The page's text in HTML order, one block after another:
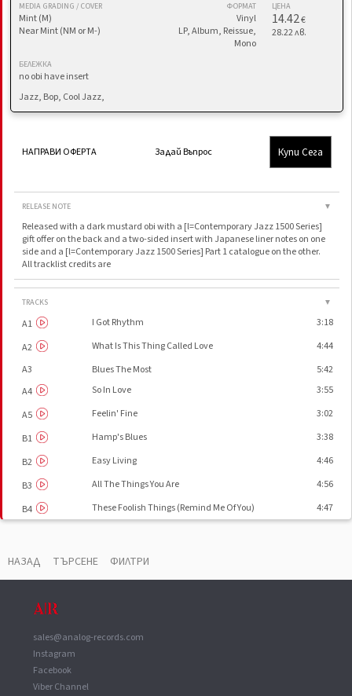
MEDIA GRADING / COVER
Mint (M)
Near Mint (NM or M-)
ФОРМАТ
Vinyl
LP, Album, Reissue,
Mono
ЦЕНА
14.42€
28.22 лв.
БЕЛЕЖКА
no obi have insert
Jazz, Bop, Cool Jazz,
НАПРАВИ ОФЕРТА Задай Въпрос Купи Сега
RELEASE NOTE ▼
Released with a dark mustard obi with a [l=Contemporary Jazz 1500 Series]
gift offer on the back and a two-sided insert with Japanese liner notes on one
side and a [l=Contemporary Jazz 1500 Series] Part 1 catalogue on the other.
All tracklist credits are
TRACKS ▼
A1 I Got Rhythm
3:18
A2
What Is This Thing Called Love
4:44
A3
Blues The Most
5:42
A4
So In Love
3:55
A5
Feelin' Fine
3:02
B1
Hamp's Blues
3:38
B2
Easy Living
4:46
B3
All The Things You Are
4:56
B4
These Foolish Things (Remind Me Of You)
4:47
ВАУЧЕР
Record Company
НАЗАД ТЪРСЕНЕ ФИЛТРИ
sales@analog-records.com
Instagram
Facebook
Viber Channel